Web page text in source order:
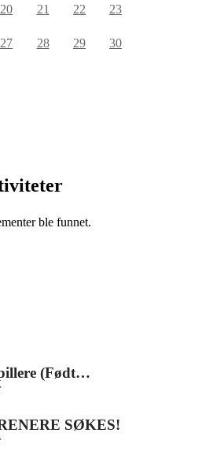
20 21 22 23
27 28 29 30
ble funnet.
(Født…
SØKES!